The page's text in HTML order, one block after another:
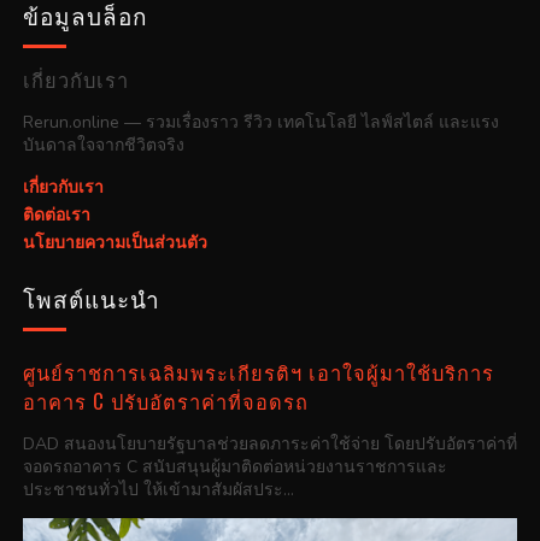
ข้อมูลบล็อก
เกี่ยวกับเรา
Rerun.online — รวมเรื่องราว รีวิว เทคโนโลยี ไลฟ์สไตล์ และแรง
บันดาลใจจากชีวิตจริง
เกี่ยวกับเรา
ติดต่อเรา
นโยบายความเป็นส่วนตัว
โพสต์แนะนำ
ศูนย์ราชการเฉลิมพระเกียรติฯ เอาใจผู้มาใช้บริการ
อาคาร C ปรับอัตราค่าที่จอดรถ
DAD สนองนโยบายรัฐบาลช่วยลดภาระค่าใช้จ่าย โดยปรับอัตราค่าที่
จอดรถอาคาร C สนับสนุนผู้มาติดต่อหน่วยงานราชการและ
ประชาชนทั่วไป ให้เข้ามาสัมผัสประ...